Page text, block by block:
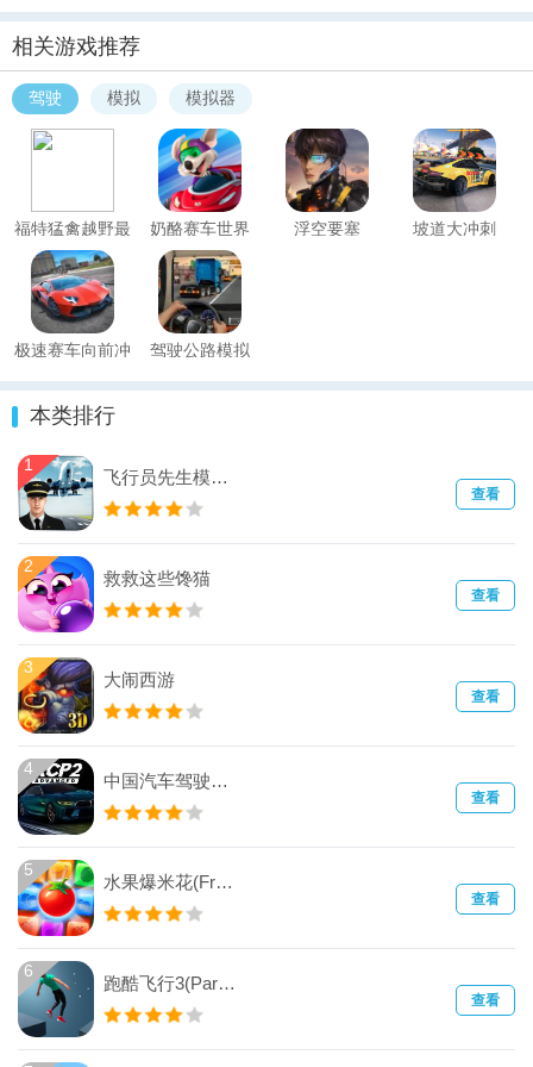
相关游戏推荐
驾驶 模拟 模拟器
福特猛禽越野最
新版
奶酪赛车世界 浮空要塞 坡道大冲刺
极速赛车向前冲 驾驶公路模拟
本类排行
1
飞行员先生模拟器
查看
2
救救这些馋猫
查看
3
大闹西游
查看
4
中国汽车驾驶模拟器(Driving School 2020)
查看
5
水果爆米花(Fruit Pop Blast)
查看
6
跑酷飞行3(Parkour Flight)
查看